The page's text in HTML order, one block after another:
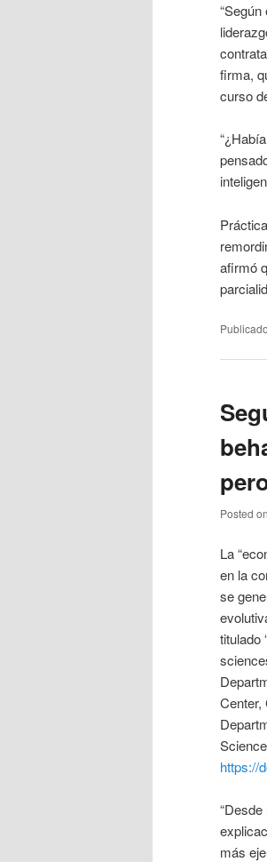
firma,
curso
afirmó
Posted on
La
en la
se
titulado
Center,
https://
más